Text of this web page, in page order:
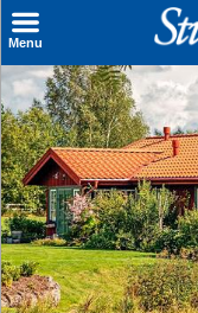
Menu
Sök stuga
Sista Minuten
Genvägar
Inspiration
Kontakt